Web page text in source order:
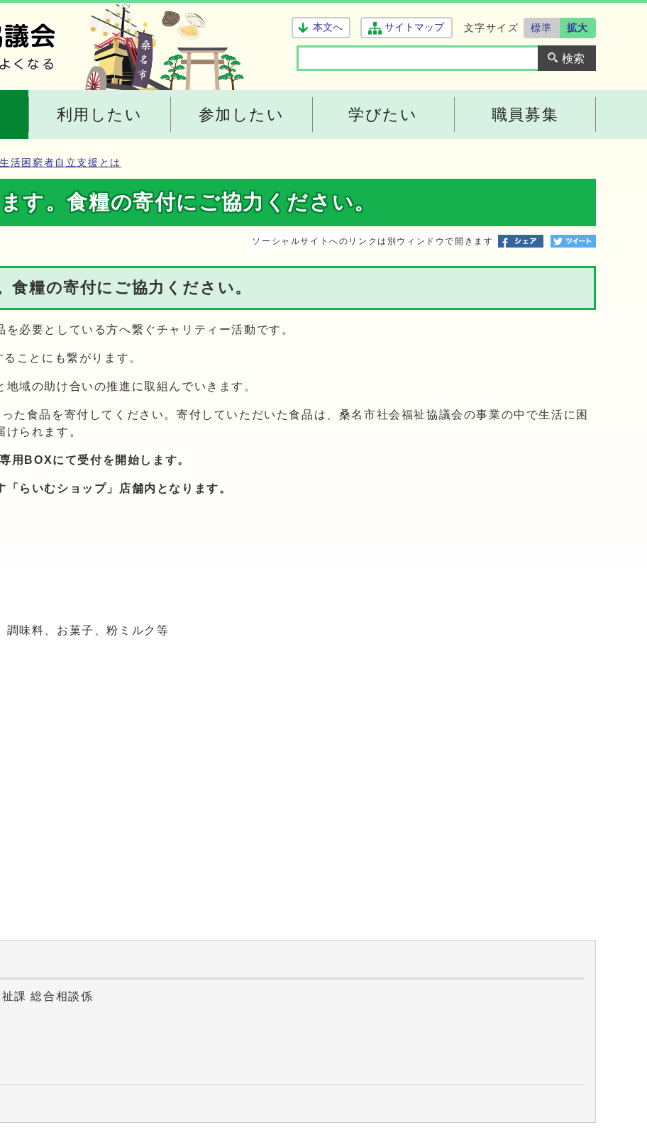
本文へ サイトマップ 文字サイズ 標準 拡大
利用したい 参加したい 学びたい 職員募集
生活困窮者自立支援とは
す。食糧の寄付にご協力ください。
ソーシャルサイトへのリンクは別ウィンドウで開きます
糧の寄付にご協力ください。
必要としている方へ繋ぐチャリティー活動です。
ことにも繋がります。
域の助け合いの推進に取組んでいきます。
た食品を寄付してください。寄付していただいた食品は、桑名市社会福祉協議会の事業の中で生活に困
られます。
用BOXにて受付を開始します。
らいむショップ」店舗内となります。
味料、お菓子、粉ミルク等
課 総合相談係